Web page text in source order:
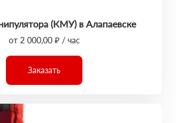
(КМУ) в Алапаевске
от 2 000,00 ₽ / час
Заказать